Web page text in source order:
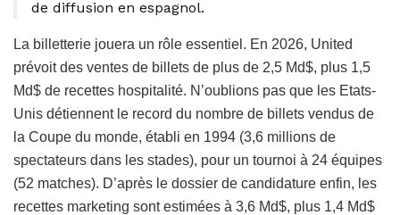
de diffusion en espagnol.
La billetterie jouera un rôle essentiel. En 2026, United
prévoit des ventes de billets de plus de 2,5 Md$, plus 1,5
Md$ de recettes hospitalité. N’oublions pas que les Etats-
Unis détiennent le record du nombre de billets vendus de
la Coupe du monde, établi en 1994 (3,6 millions de
spectateurs dans les stades), pour un tournoi à 24 équipes
(52 matches). D’après le dossier de candidature enfin, les
recettes marketing sont estimées à 3,6 Md$, plus 1,4 Md$